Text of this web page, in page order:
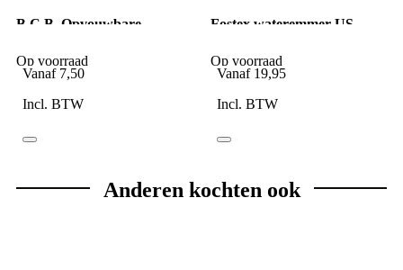
B.C.B. Opvouwbare
Op voorraad
Vanaf 7,50
Incl. BTW
Fostex wateremmer US
Op voorraad
Vanaf 19,95
Incl. BTW
Anderen kochten ook